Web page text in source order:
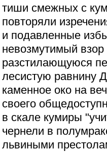
тиши смежных с
повторяли
и подавленные
невозмутимый взор
разстилающуюся
лесистую равнину
каменное око на
своего
в скале кумиры
чернели в
львиными